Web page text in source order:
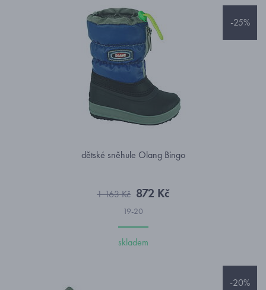
-25%
dětské sněhule Olang Bingo
1 163 Kč 872 Kč
19-20
skladem
-20%